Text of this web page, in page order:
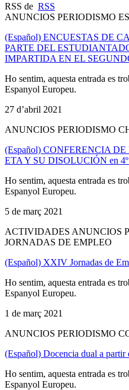
RSS de RSS
ANUNCIOS PERIODISMO
(Español) ENCUESTAS DE
PARTE DEL
IMPARTIDA EN EL
Ho sentim, aquesta entrada es
Espanyol Europeu.
27 d’abril 2021
ANUNCIOS PERIODISMO
(Español) CONFERENCIA
ETA Y SU DISOLUCIÓN en 4º
Ho sentim, aquesta entrada es
Espanyol Europeu.
5 de març 2021
ACTIVIDADES ANUNCIOS
JORNADAS DE EMPLEO
(Español) XXIV Jornadas de
Ho sentim, aquesta entrada es
Espanyol Europeu.
1 de març 2021
ANUNCIOS PERIODISMO
(Español) Docencia dual a partir
Ho sentim, aquesta entrada es
Espanyol Europeu.